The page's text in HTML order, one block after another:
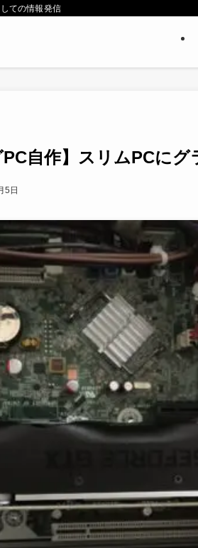
ての情報発信
PC自作】スリムPCに
5日